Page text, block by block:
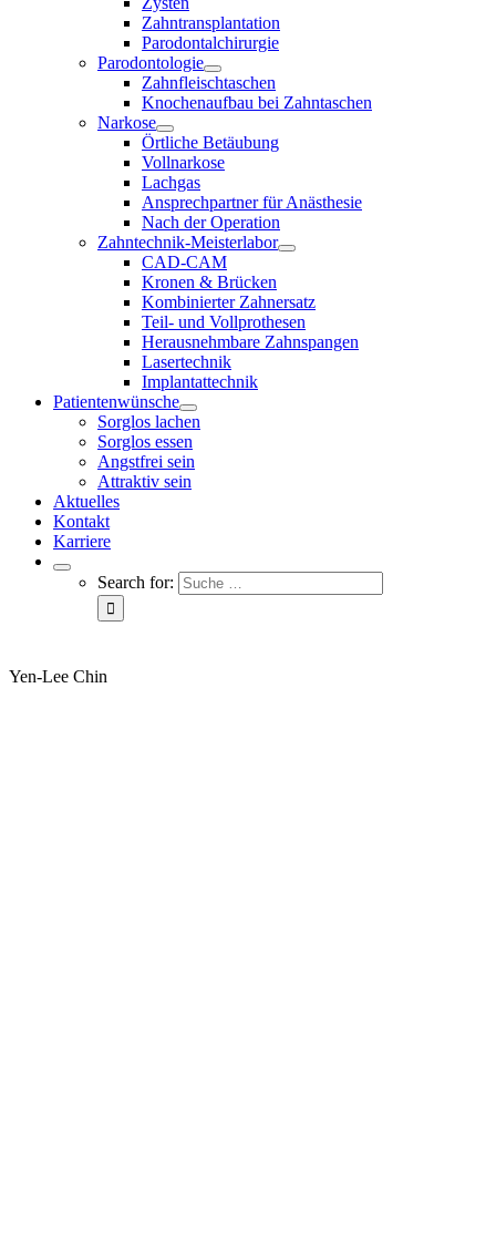
Zahntransplantation
Parodontalchirurgie
Parodontologie
Zahnfleischtaschen
Knochenaufbau bei Zahntaschen
Narkose
Örtliche Betäubung
Vollnarkose
Lachgas
Ansprechpartner für Anästhesie
Nach der Operation
Zahntechnik-Meisterlabor
CAD-CAM
Kronen & Brücken
Kombinierter Zahnersatz
Teil- und Vollprothesen
Herausnehmbare Zahnspangen
Lasertechnik
Implantattechnik
Patientenwünsche
Sorglos lachen
Sorglos essen
Angstfrei sein
Attraktiv sein
Aktuelles
Kontakt
Karriere
Search for:
Yen-Lee Chin